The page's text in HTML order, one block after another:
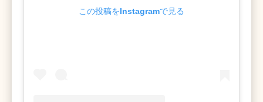
この投稿をInstagramで見る